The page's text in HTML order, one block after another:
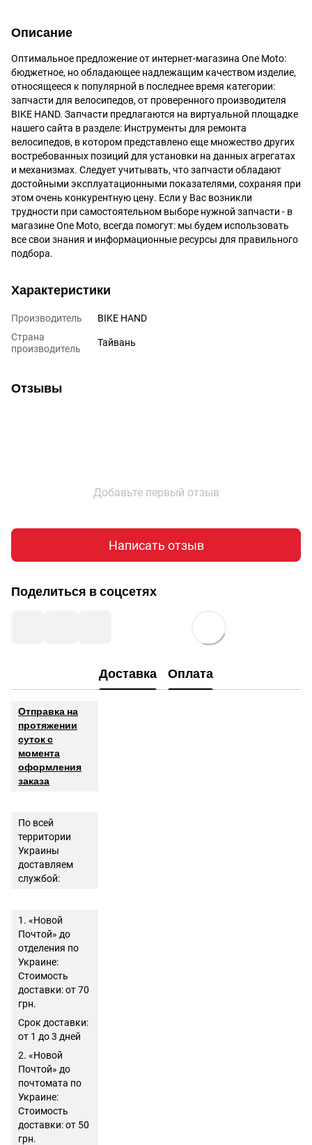
Описание
Оптимальное предложение от интернет-магазина One Moto:
бюджетное, но обладающее надлежащим качеством изделие,
относящееся к популярной в последнее время категории:
запчасти для велосипедов, от проверенного производителя
BIKE HAND. Запчасти предлагаются на виртуальной площадке
нашего сайта в разделе: Инструменты для ремонта
велосипедов, в котором представлено еще множество других
востребованных позиций для установки на данных агрегатах
и механизмах. Следует учитывать, что запчасти обладают
достойными эксплуатационными показателями, сохраняя при
этом очень конкурентную цену. Если у Вас возникли
трудности при самостоятельном выборе нужной запчасти - в
магазине One Moto, всегда помогут: мы будем использовать
все свои знания и информационные ресурсы для правильного
подбора.
Характеристики
Производитель
BIKE HAND
Страна
производитель
Тайвань
Отзывы
Добавьте первый отзыв
Написать отзыв
Поделиться в соцсетях
Доставка Оплата
Отправка на
протяжении
суток с
момента
оформления
заказа
По всей
территории
Украины
доставляем
службой:
1. «Новой
Почтой» до
отделения по
Украине:
Стоимость
доставки: от 70
грн.
Срок доставки:
от 1 до 3 дней
2. «Новой
Почтой» до
почтомата по
Украине:
Стоимость
доставки: от 50
грн.